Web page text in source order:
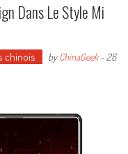
Dans Le Style Mi
chinois byChinaGeek- 26